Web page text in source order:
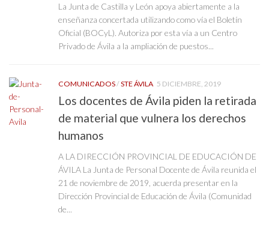
La Junta de Castilla y León apoya abiertamente a la
enseñanza concertada utilizando como vía el Boletín
Oficial (BOCyL). Autoriza por esta vía a un Centro
Privado de Ávila a la ampliación de puestos...
COMUNICADOS/STE ÁVILA 5 DICIEMBRE, 2019
Los docentes de Ávila piden la retirada
de material que vulnera los derechos
humanos
A LA DIRECCIÓN PROVINCIAL DE EDUCACIÓN DE
ÁVILA La Junta de Personal Docente de Ávila reunida el
21 de noviembre de 2019, acuerda presentar en la
Dirección Provincial de Educación de Ávila (Comunidad
de...